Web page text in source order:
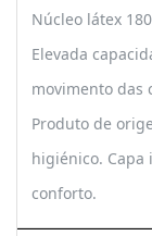
Núcleo látex
Elevada
movimento das
Produto de
higiénico. Capa
conforto.